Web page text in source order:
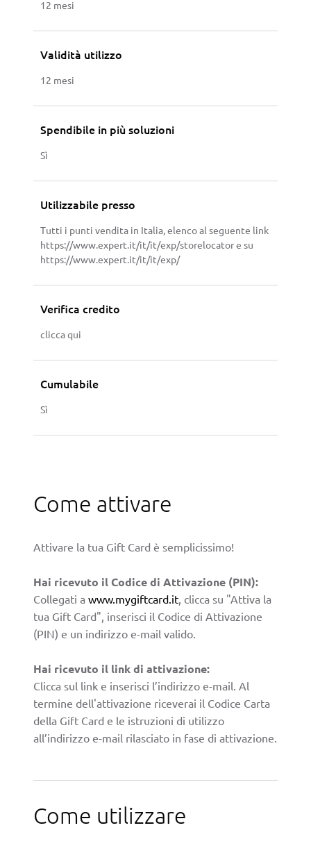
12 mesi
Validità utilizzo
12 mesi
Spendibile in più soluzioni
Sì
Utilizzabile presso
Tutti i punti vendita in Italia, elenco al seguente link
https://www.expert.it/it/it/exp/storelocator e su
https://www.expert.it/it/it/exp/
Verifica credito
clicca qui
Cumulabile
Sì
Come attivare
Attivare la tua Gift Card è semplicissimo!
Hai ricevuto il Codice di Attivazione (PIN):
Collegati a www.mygiftcard.it , clicca su "Attiva la
tua Gift Card", inserisci il Codice di Attivazione
(PIN) e un indirizzo e-mail valido.
Hai ricevuto il link di attivazione:
Clicca sul link e inserisci l’indirizzo e-mail. Al
termine dell'attivazione riceverai il Codice Carta
della Gift Card e le istruzioni di utilizzo
all’indirizzo e-mail rilasciato in fase di attivazione.
Come utilizzare